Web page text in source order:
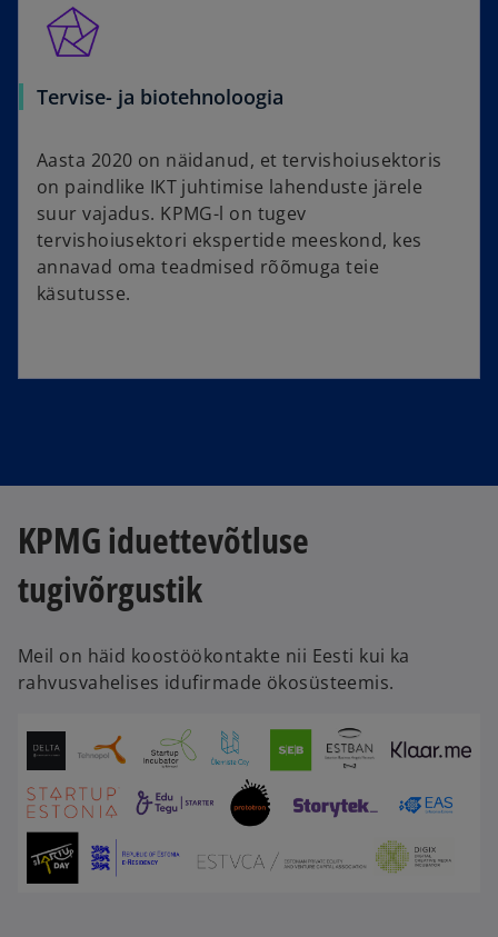
Tervise- ja biotehnoloogia
Aasta 2020 on näidanud, et tervishoiusektoris
on paindlike IKT juhtimise lahenduste järele
suur vajadus. KPMG-l on tugev
tervishoiusektori ekspertide meeskond, kes
annavad oma teadmised rõõmuga teie
käsutusse.
KPMG iduettevõtluse
tugivõrgustik
Meil on häid koostöökontakte nii Eesti kui ka
rahvusvahelises idufirmade ökosüsteemis.